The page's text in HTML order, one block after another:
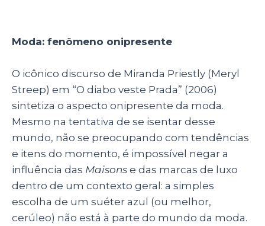
Moda: fenômeno onipresente
O icônico discurso de Miranda Priestly (Meryl
Streep) em “O diabo veste Prada” (2006)
sintetiza o aspecto onipresente da moda.
Mesmo na tentativa de se isentar desse
mundo, não se preocupando com tendências
e itens do momento, é impossível negar a
influência das Maisons e das marcas de luxo
dentro de um contexto geral: a simples
escolha de um suéter azul (ou melhor,
cerúleo) não está à parte do mundo da moda.